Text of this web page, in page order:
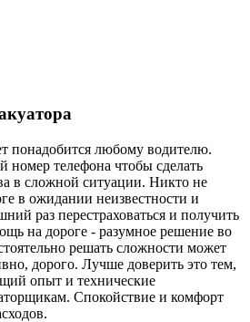
понадобится любому водителю.
номер телефона чтобы сделать
в сложной ситуации. Никто не
в ожидании неизвестности и
раз перестраховаться и получить
на дороге - разумное решение во
решать сложности может
дорого. Лучше доверить это тем,
опыт и технические
Спокойствие и комфорт